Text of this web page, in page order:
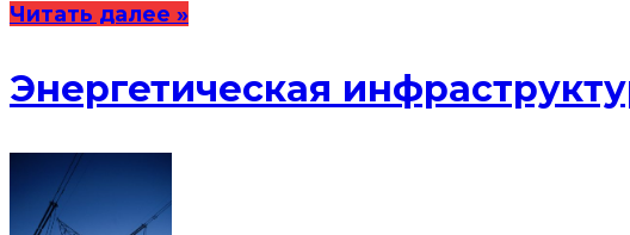
Читать далее »
Энергетическая